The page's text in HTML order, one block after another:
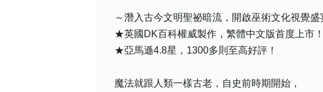
～潛入古今文明聖祕暗流，開啟巫術文化視覺盛
★英國DK百科權威製作，繁體中文版首度上市！
★亞馬遜4.8星，1300多則至高好評！
魔法就跟人類一樣古老，自史前時期開始，